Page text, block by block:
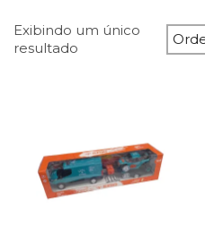
Exibindo um único
resultado